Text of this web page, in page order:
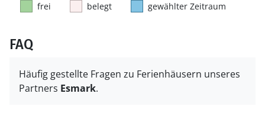
frei belegt gewählter Zeitraum
FAQ
Häufig gestellte Fragen zu Ferienhäusern unseres
Partners Esmark.